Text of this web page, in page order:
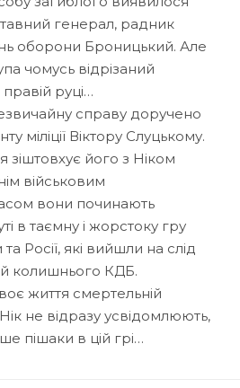
генерал, радник
оборони Броницький. Але
чомусь відрізаний
руці…
справу доручено
міліції Віктору Слуцькому.
зіштовхує його з Ніком
військовим
вони починають
в таємну і жорстоку гру
Росії, які вийшли на слід
колишнього КДБ.
життя смертельній
Нік не відразу усвідомлюють,
пішаки в цій грі…